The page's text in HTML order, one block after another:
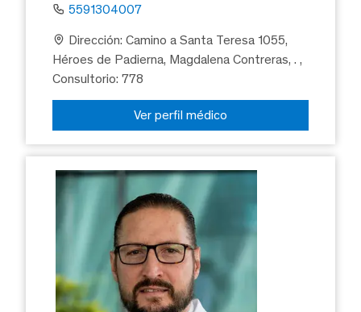
5591304007
Dirección: Camino a Santa Teresa 1055,
Héroes de Padierna, Magdalena Contreras, .,
Consultorio: 778
Ver perfil médico